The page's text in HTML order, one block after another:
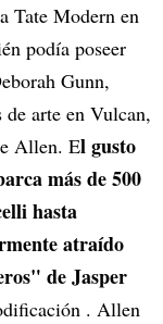
Tate Modern en
podía poseer
Gunn,
arte en Vulcan,
Allen. El gusto
más de 500
hasta
atraído
de Jasper
. Allen